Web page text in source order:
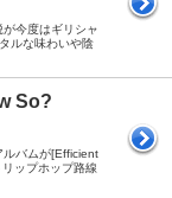
今度はギリシャ
ルな味わいや陰
So?
ルバムが[Efficient
ップホップ路線